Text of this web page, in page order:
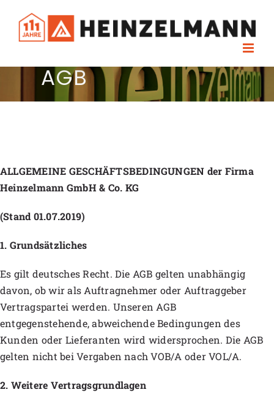
content
AGB
ALLGEMEINE GESCHÄFTSBEDINGUNGEN der Firma
Heinzelmann GmbH & Co. KG
(Stand 01.07.2019)
1. Grundsätzliches
Es gilt deutsches Recht. Die AGB gelten unabhängig
davon, ob wir als Auftragnehmer oder Auftraggeber
Vertragspartei werden. Unseren AGB
entgegenstehende, abweichende Bedingungen des
Kunden oder Lieferanten wird widersprochen. Die AGB
gelten nicht bei Vergaben nach VOB/A oder VOL/A.
2. Weitere Vertragsgrundlagen